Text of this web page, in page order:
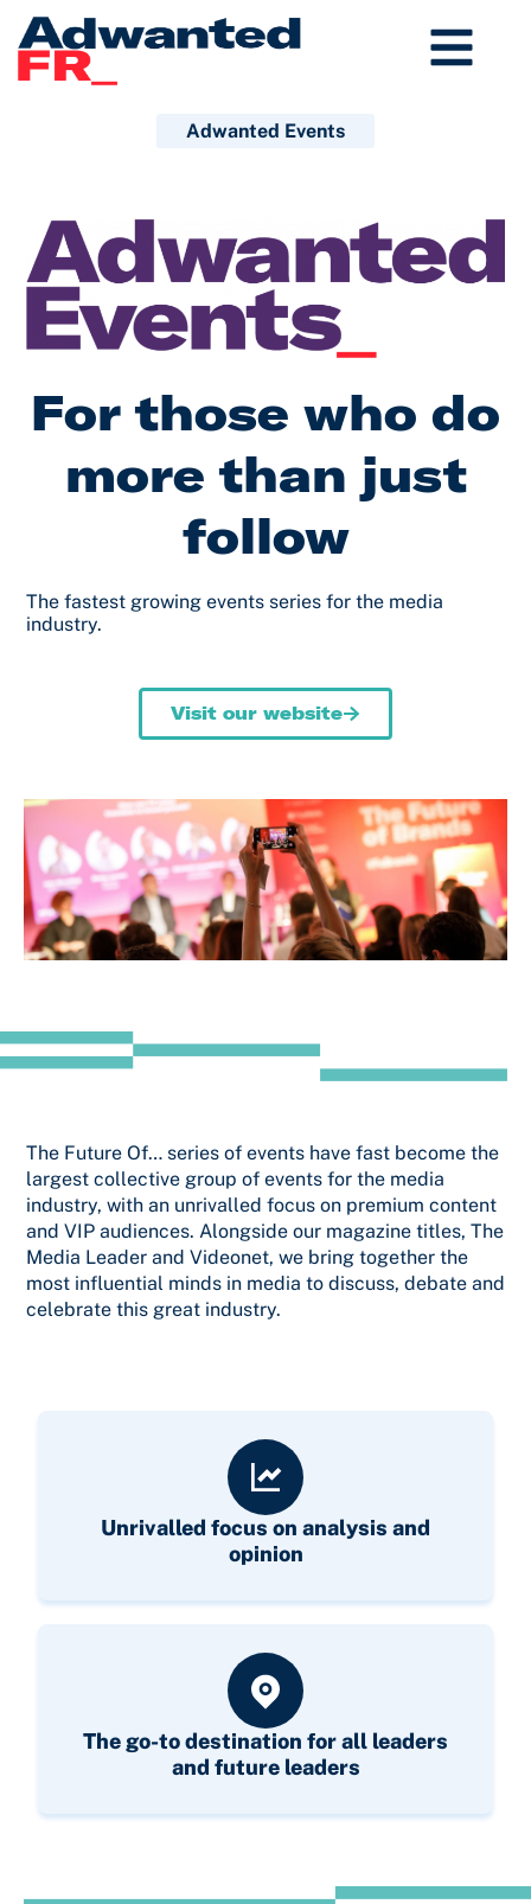
Aller
contenu
Adwanted Events
For those who do
more than just
follow
The fastest growing events series for the media
industry.
Visit our website
The Future Of… series of events have fast become the
largest collective group of events for the media
industry, with an unrivalled focus on premium content
and VIP audiences. Alongside our magazine titles, The
Media Leader and Videonet, we bring together the
most influential minds in media to discuss, debate and
celebrate this great industry.
Unrivalled focus on analysis and
opinion
The go-to destination for all leaders
and future leaders